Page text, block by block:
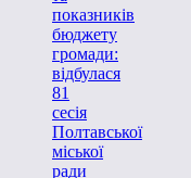
показників
бюджету
громади:
відбулася
81
сесія
Полтавської
міської
ради